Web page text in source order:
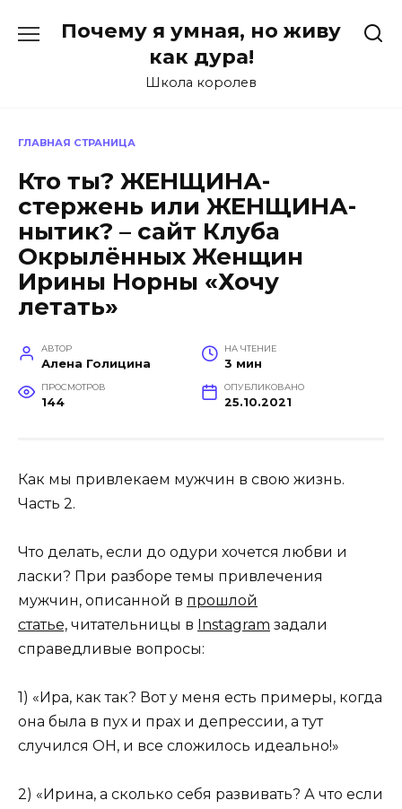
Почему я умная, но живу
как дура!
Школа королев
ГЛАВНАЯ СТРАНИЦА
Кто ты? ЖЕНЩИНА-
стержень или ЖЕНЩИНА-
нытик? – сайт Клуба
Окрылённых Женщин
Ирины Норны «Хочу
летать»
АВТОР
Алена Голицина
НА ЧТЕНИЕ
3 мин
ПРОСМОТРОВ
144
ОПУБЛИКОВАНО
25.10.2021
Как мы привлекаем мужчин в свою жизнь.
Часть 2.
Что делать, если до одури хочется любви и
ласки? При разборе темы привлечения
мужчин, описанной в прошлой
статье, читательницы в Instagram задали
справедливые вопросы:
1) «Ира, как так? Вот у меня есть примеры, когда
она была в пух и прах и депрессии, а тут
случился ОН, и все сложилось идеально!»
2) «Ирина, а сколько себя развивать? А что если